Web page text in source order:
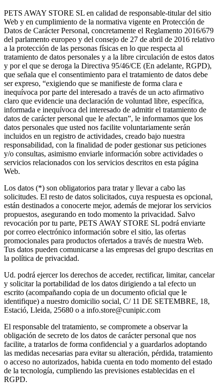
PETS AWAY STORE SL en calidad de responsable-titular del sitio
Web y en cumplimiento de la normativa vigente en Protección de
Datos de Carácter Personal, concretamente el Reglamento 2016/679
del parlamento europeo y del consejo de 27 de abril de 2016 relativo
a la protección de las personas físicas en lo que respecta al
tratamiento de datos personales y a la libre circulación de estos datos
y por el que se deroga la Directiva 95/46/CE (En adelante, RGPD),
que señala que el consentimiento para el tratamiento de datos debe
ser expreso, “exigiendo que se manifieste de forma clara e
inequívoca por parte del interesado a través de un acto afirmativo
claro que evidencie una declaración de voluntad libre, específica,
informada e inequívoca del interesado de admitir el tratamiento de
datos de carácter personal que le afectan”, le informamos que los
datos personales que usted nos facilite voluntariamente serán
incluidos en un registro de actividades, creado bajo nuestra
responsabilidad, con la finalidad de poder gestionar sus peticiones
y/o consultas, asimismo enviarle información sobre actividades o
servicios relacionados con los servicios descritos en esta página
Web.
Los datos (*) son obligatorios para tratar y llevar a cabo las
solicitudes. El resto de datos solicitados, cuya respuesta es opcional,
están destinados a conocerte mejor, además de mejorar los servicios
propuestos, asegurando en todo momento la privacidad. Salvo
revocación por tu parte, PETS AWAY STORE SL podrá enviarte
por correo electrónico información sobre el sitio, las ofertas
promocionales para productos ofertados a través de nuestra Web.
Tus datos pueden comunicarse a las empresas del grupo descritas en
la política de privacidad.
Ud. podrá ejercer los derechos de acceder, rectificar, limitar, cancelar
y solicitar la portabilidad de los datos dirigiendo a tal efecto un
escrito (acompañando copia de un documento oficial que le
identifique) a nuestro domicilio social, C/ 11 DE SETEMBRE, 18,
Estació, Lleida, 25680 o a info.store@cunipic.com
El responsable del tratamiento, se compromete a observar la
obligación de secreto de los datos de carácter personal que nos
facilite, a tratarlos de forma confidencial y a guardarlos adoptando
las medidas necesarias para evitar su alteración, pérdida, tratamiento
o acceso no autorizados, habida cuenta en todo momento del estado
de la tecnología, cumpliendo las previsiones establecidas en el
RGPD.